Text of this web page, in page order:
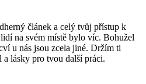
článek a celý tvůj přístup k
na svém místě bylo víc. Bohužel
u nás jsou zcela jiné. Držím ti
a lásky pro tvou další práci.